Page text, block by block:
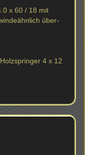
x 60 / 18 mit
über­
4 x 12